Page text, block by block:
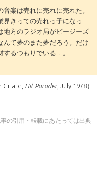
楽は売れに売れに売れた。
界きっての売れっ子になっ
地方のラジオ局がビージーズ
んて夢のまた夢だろう。だけ
するつもりでいる…。
Girard, Hit Parader, July 1978）
の引用・転載にあたっては出典